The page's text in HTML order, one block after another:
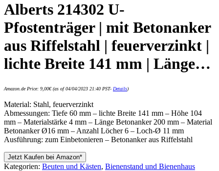
Alberts 214302 U-
Pfostenträger | mit Betonanker
aus Riffelstahl | feuerverzinkt |
lichte Breite 141 mm | Länge…
Amazon.de Price: 9,00€(as of 04/04/2023 21:40 PST- Details)
Material: Stahl, feuerverzinkt
Abmessungen: Tiefe 60 mm – lichte Breite 141 mm – Höhe 104
mm – Materialstärke 4 mm – Länge Betonanker 200 mm – Material
Betonanker Ø16 mm – Anzahl Löcher 6 – Loch-Ø 11 mm
Ausführung: zum Einbetonieren – Betonanker aus Riffelstahl
Jetzt Kaufen bei Amazon*
Kategorien: Beuten und Kästen, Bienenstand und Bienenhaus